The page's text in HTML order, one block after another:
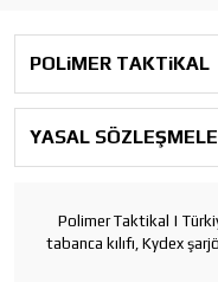
POLiMER TAKTiKAL
YASAL
Polimer Taktikal |
tabanca kılıfı, Kydex